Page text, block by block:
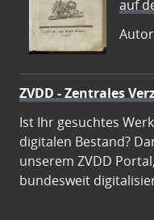
auf
ZVDD - Zentrales
Ist Ihr gesuchtes
digitalen Bestand?
unserem ZVDD
bundesweit